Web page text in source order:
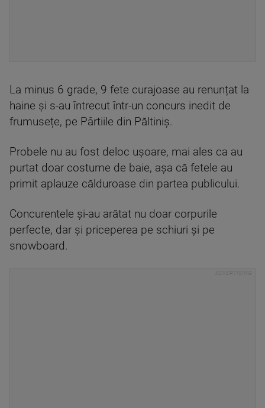
La minus 6 grade, 9 fete curajoase au renunțat la
haine și s-au întrecut într-un concurs inedit de
frumusețe, pe Pârtiile din Păltiniș.
Probele nu au fost deloc ușoare, mai ales ca au
purtat doar costume de baie, așa că fetele au
primit aplauze călduroase din partea publicului.
Concurentele și-au arătat nu doar corpurile
perfecte, dar și priceperea pe schiuri și pe
snowboard.